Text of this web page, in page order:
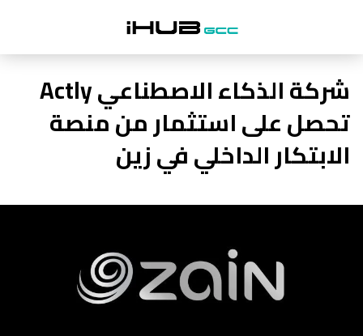
شركة الذكاء الاصطناعي Actly
تحصل على استثمار من منصة
الابتكار الداخلي في زين